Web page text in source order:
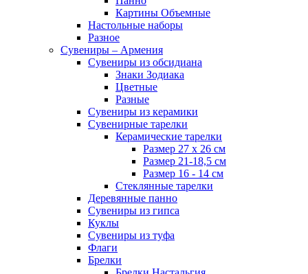
Картины Объемные
Настольные наборы
Разное
Сувениры – Армения
Сувениры из обсидиана
Знаки Зодиака
Цветные
Разные
Сувениры из керамики
Сувенирные тарелки
Керамические тарелки
Размер 27 х 26 см
Размер 21-18,5 см
Размер 16 - 14 см
Стеклянные тарелки
Деревянные панно
Сувениры из гипса
Куклы
Сувениры из туфа
Флаги
Брелки